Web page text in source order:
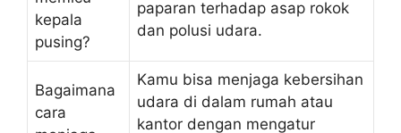
kepala
pusing?
paparan terhadap asap rokok
dan polusi udara.
Bagaimana
cara
Kamu bisa menjaga kebersihan
udara di dalam rumah atau
kantor dengan mengatur